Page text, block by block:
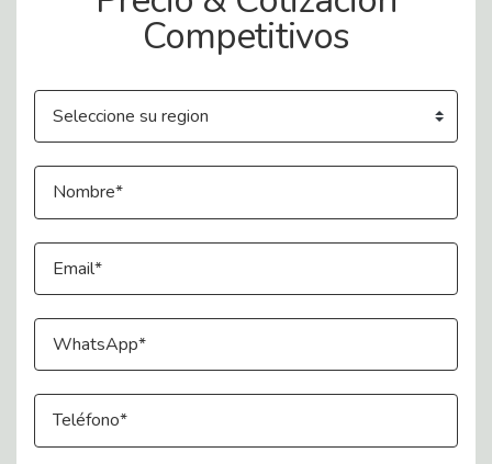
Competitivos